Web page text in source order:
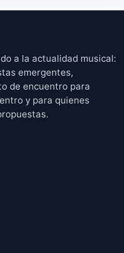
a la actualidad musical:
emergentes,
de encuentro para
y para quienes